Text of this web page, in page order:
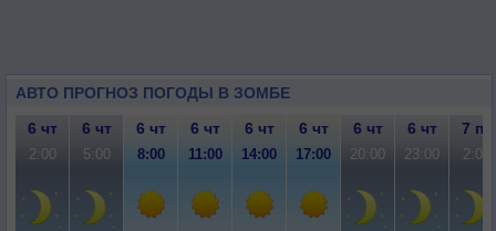
АВТО ПРОГНОЗ ПОГОДЫ В ЗОМБЕ
6 чт 6 чт 6 чт 6 чт 6 чт 6 чт 6 чт 6 чт 7 пт
2:00 5:00 8:00 11:00 14:00 17:00 20:00 23:00 2:00